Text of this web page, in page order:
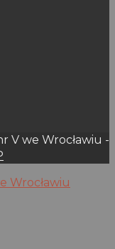
V we Wrocławiu -